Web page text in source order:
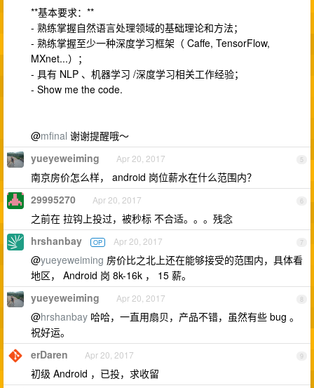
**基本要求：**
- 熟练掌握自然语言处理领域的基础理论和方法；
- 熟练掌握至少一种深度学习框架（ Caffe, TensorFlow,
MXnet...）；
- 具有 NLP 、机器学习 /深度学习相关工作经验；
- Show me the code.
@mfinal 谢谢提醒哦～
5
yueyeweiming Apr 20, 2017
南京房价怎么样， android 岗位薪水在什么范围内？
6
29995270 Apr 20, 2017
之前在 拉钩上投过，被秒标 不合适。。。残念
7
hrshanbay OP Apr 20, 2017
@yueyeweiming 房价比之北上还在能够接受的范围内，具体看
地区， Android 岗 8k-16k ， 15 薪。
8
yueyeweiming Apr 20, 2017
@hrshanbay 哈哈，一直用扇贝，产品不错，虽然有些 bug 。
祝好运。
9
erDaren Apr 20, 2017
初级 Android ，已投，求收留